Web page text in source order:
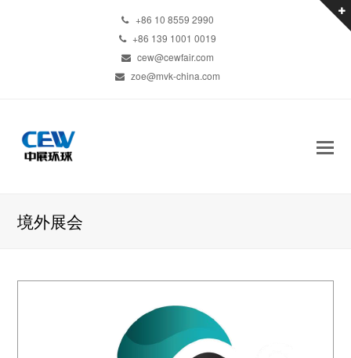
+86 10 8559 2990
+86 139 1001 0019
cew@cewfair.com
zoe@mvk-china.com
境外展会